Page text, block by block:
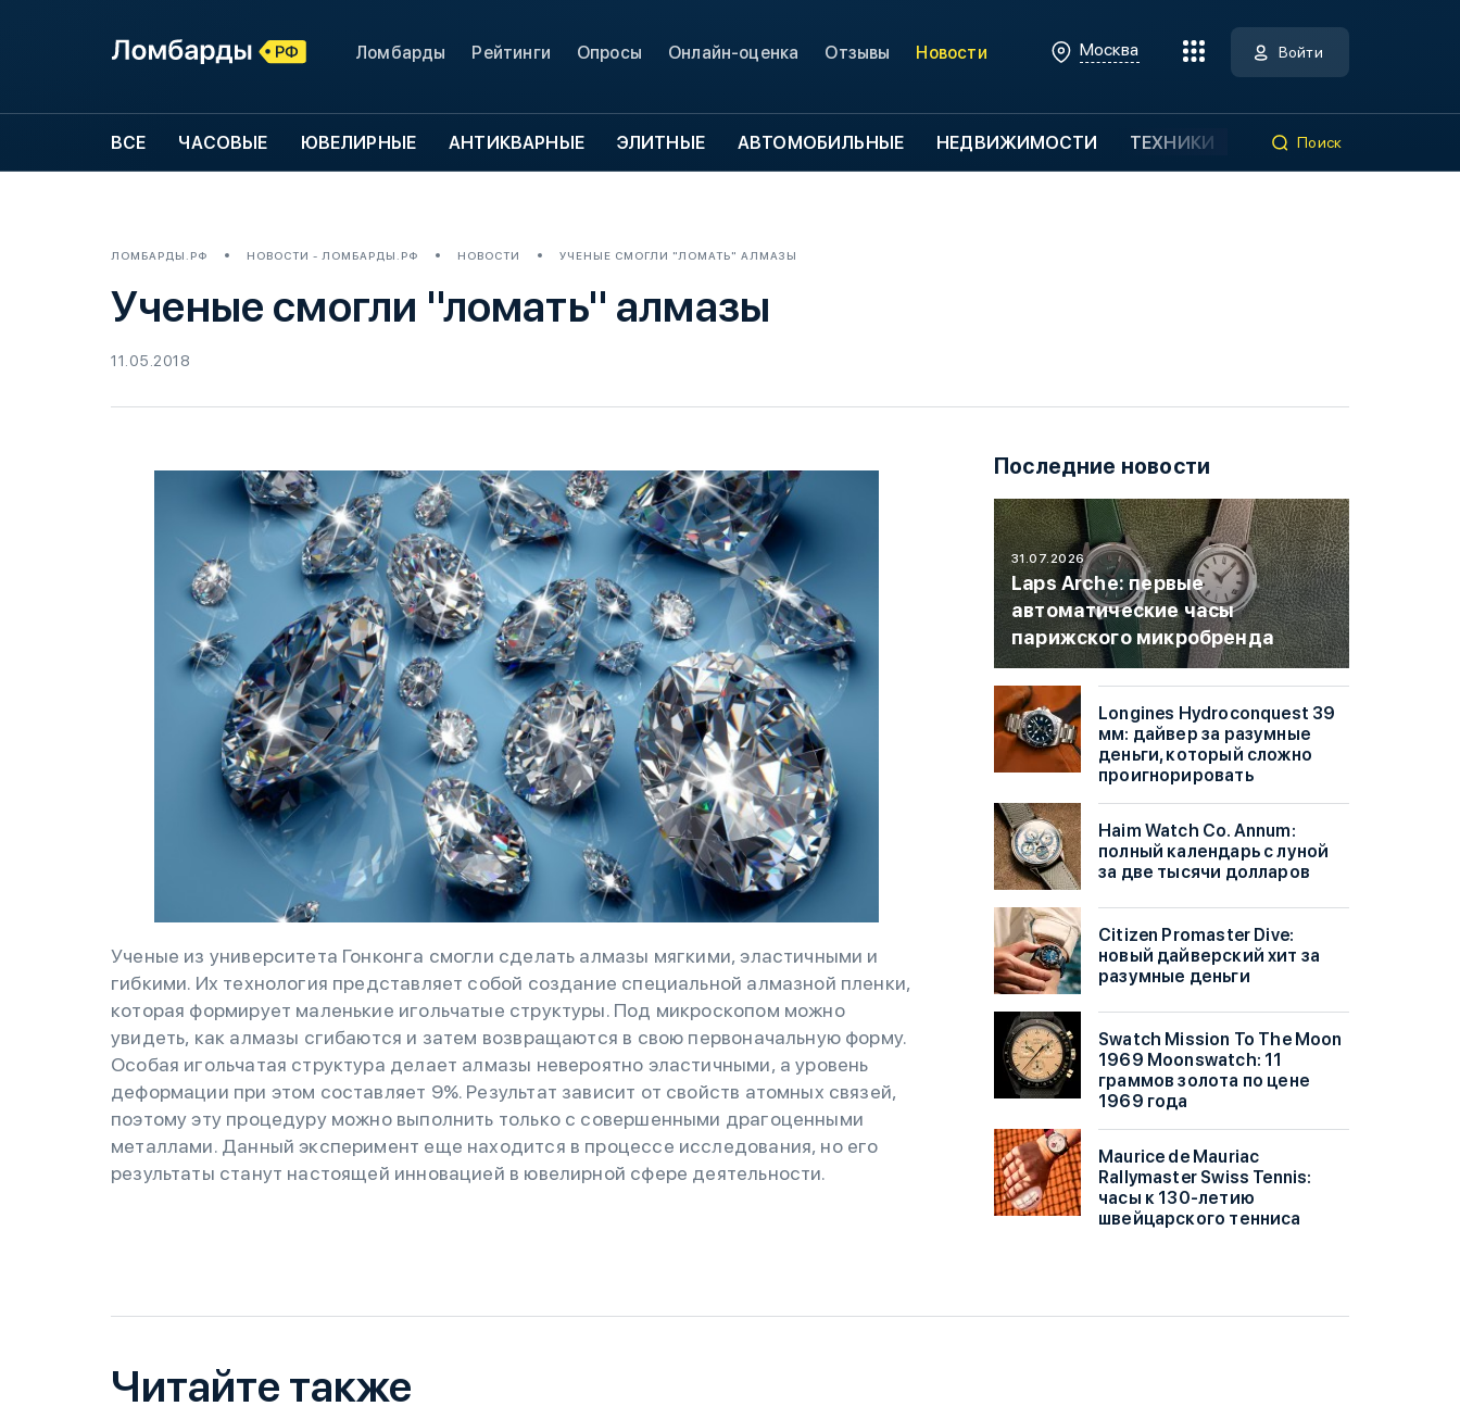
Ломбарды Рейтинги Опросы Онлайн-оценка Отзывы Новости Москва Войти
ВСЕ ЧАСОВЫЕ ЮВЕЛИРНЫЕ АНТИКВАРНЫЕ ЭЛИТНЫЕ АВТОМОБИЛЬНЫЕ НЕДВИЖИМОСТИ ТЕХНИКИ Поиск
ЛОМБАРДЫ.РФ НОВОСТИ - ЛОМБАРДЫ.РФ НОВОСТИ УЧЕНЫЕ СМОГЛИ "ЛОМАТЬ" АЛМАЗЫ
Ученые смогли "ломать" алмазы
11.05.2018
Ученые из университета Гонконга смогли сделать алмазы мягкими, эластичными и
гибкими. Их технология представляет собой создание специальной алмазной пленки,
которая формирует маленькие игольчатые структуры. Под микроскопом можно
увидеть, как алмазы сгибаются и затем возвращаются в свою первоначальную форму.
Особая игольчатая структура делает алмазы невероятно эластичными, а уровень
деформации при этом составляет 9%. Результат зависит от свойств атомных связей,
поэтому эту процедуру можно выполнить только с совершенными драгоценными
металлами. Данный эксперимент еще находится в процессе исследования, но его
результаты станут настоящей инновацией в ювелирной сфере деятельности.
Последние новости
31.07.2026
Laps Arche: первые
автоматические часы
парижского микробренда
Longines Hydroconquest 39
мм: дайвер за разумные
деньги, который сложно
проигнорировать
Haim Watch Co. Annum:
полный календарь с луной
за две тысячи долларов
Citizen Promaster Dive:
новый дайверский хит за
разумные деньги
Swatch Mission To The Moon
1969 Moonswatch: 11
граммов золота по цене
1969 года
Maurice de Mauriac
Rallymaster Swiss Tennis:
часы к 130-летию
швейцарского тенниса
Читайте также